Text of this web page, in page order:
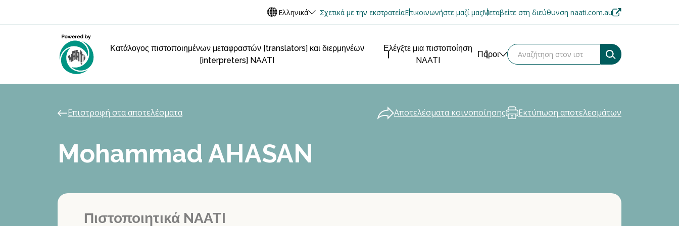
Ελληνικά Σχετικά με την εκστρατείαΕπικοινωνήστε μαζί μαςΜεταβείτε στη διεύθυνση naati.com.au
Κατάλογος πιστοποιημένων μεταφραστών [translators] και διερμηνέων
[interpreters] NAATI
Ελέγξτε μια πιστοποίηση
NAATI
Πόροι
Επιστροφή στα αποτελέσματα Αποτελέσματα κοινοποίησης Εκτύπωση αποτελεσμάτων
Mohammad AHASAN
Πιστοποιητικά NAATI